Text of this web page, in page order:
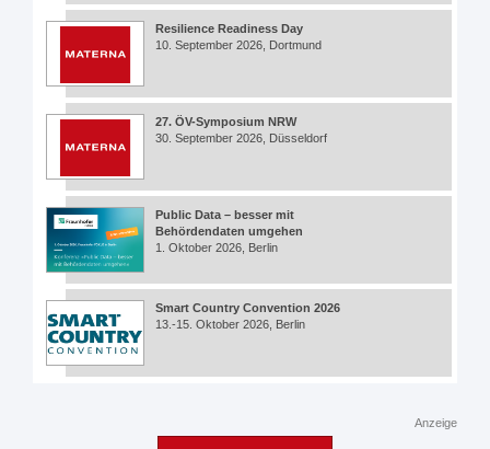
Resilience Readiness Day
10. September 2026, Dortmund
27. ÖV-Symposium NRW
30. September 2026, Düsseldorf
Public Data – besser mit
Behördendaten umgehen
1. Oktober 2026, Berlin
Smart Country Convention 2026
13.-15. Oktober 2026, Berlin
Anzeige